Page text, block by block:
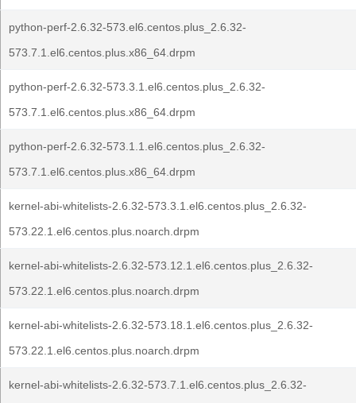
python-perf-2.6.32-573.el6.centos.plus_2.6.32-
573.7.1.el6.centos.plus.x86_64.drpm
python-perf-2.6.32-573.3.1.el6.centos.plus_2.6.32-
573.7.1.el6.centos.plus.x86_64.drpm
python-perf-2.6.32-573.1.1.el6.centos.plus_2.6.32-
573.7.1.el6.centos.plus.x86_64.drpm
kernel-abi-whitelists-2.6.32-573.3.1.el6.centos.plus_2.6.32-
573.22.1.el6.centos.plus.noarch.drpm
kernel-abi-whitelists-2.6.32-573.12.1.el6.centos.plus_2.6.32-
573.22.1.el6.centos.plus.noarch.drpm
kernel-abi-whitelists-2.6.32-573.18.1.el6.centos.plus_2.6.32-
573.22.1.el6.centos.plus.noarch.drpm
kernel-abi-whitelists-2.6.32-573.7.1.el6.centos.plus_2.6.32-